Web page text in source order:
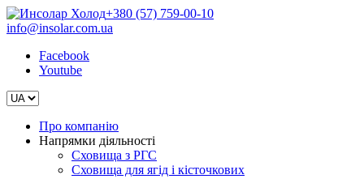
+380 (57) 759-00-10
info@insolar.com.ua
Facebook
Youtube
Про компанію
Напрямки діяльності
Сховища з РГС
Сховища для ягід і кісточкових